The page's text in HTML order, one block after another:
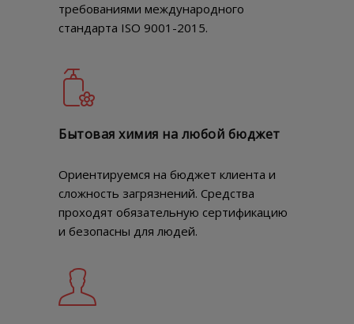
требованиями международного
стандарта ISO 9001-2015.
Бытовая химия на любой бюджет
Ориентируемся на бюджет клиента и
сложность загрязнений. Средства
проходят обязательную сертификацию
и безопасны для людей.